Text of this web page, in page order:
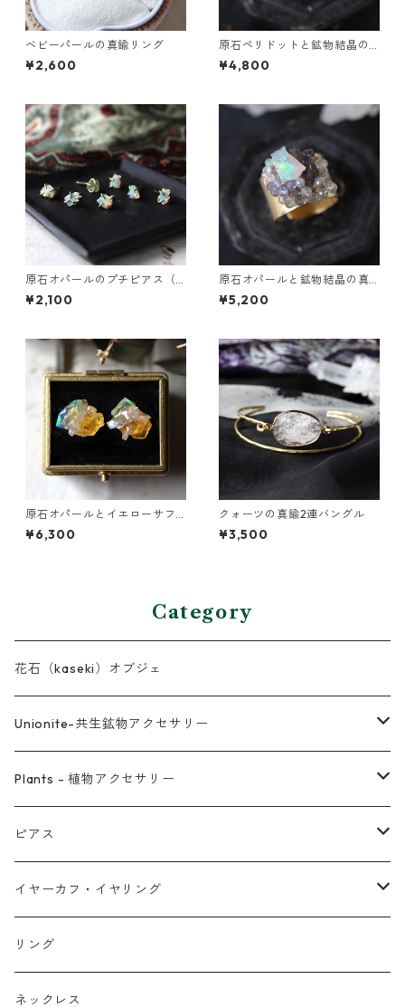
ベビーパールの真鍮リング
¥2,600
原石ペリドットと鉱物結晶の
真鍮幅広イヤーカフ
¥4,800
原石オパールのプチピアス（1
粒/片方）
¥2,100
原石オパールと鉱物結晶の真
鍮幅広イヤーカフ
¥5,200
原石オパールとイエローサフ
ァイアのプチピアス
¥6,300
クォーツの真鍮2連バングル
¥3,500
Category
花石（kaseki）オブジェ
Unionite-共生鉱物アクセサリー
ピアス
ネックレス
イヤーカフ
イヤリング
Plants - 植物アクセサリー
ピアス
ネックレス
リング
ブレス
ピアス
スタッド・一粒
フック・ぶら下がり
フープ
イヤーカフ・イヤリング
原石イヤーカフ
植物イヤーカフ
リング
ネックレス